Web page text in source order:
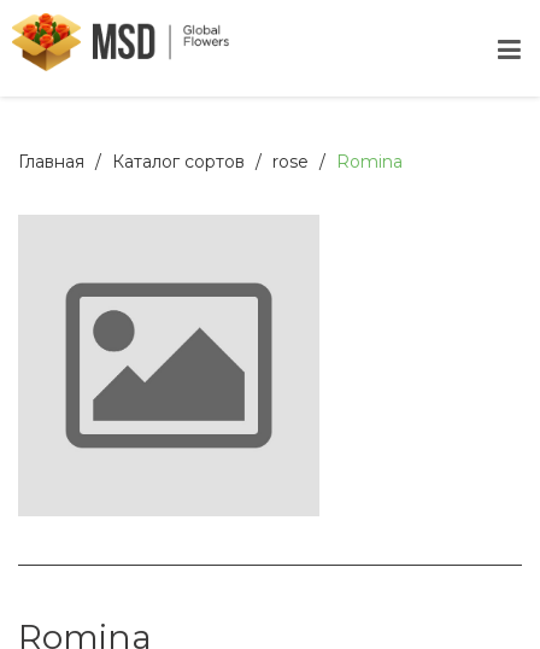
Главная Каталог сортов rose Romina
Romina